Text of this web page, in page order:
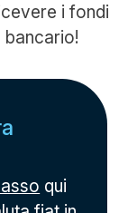
i fondi
qui